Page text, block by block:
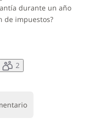
durante un año
de impuestos?
2